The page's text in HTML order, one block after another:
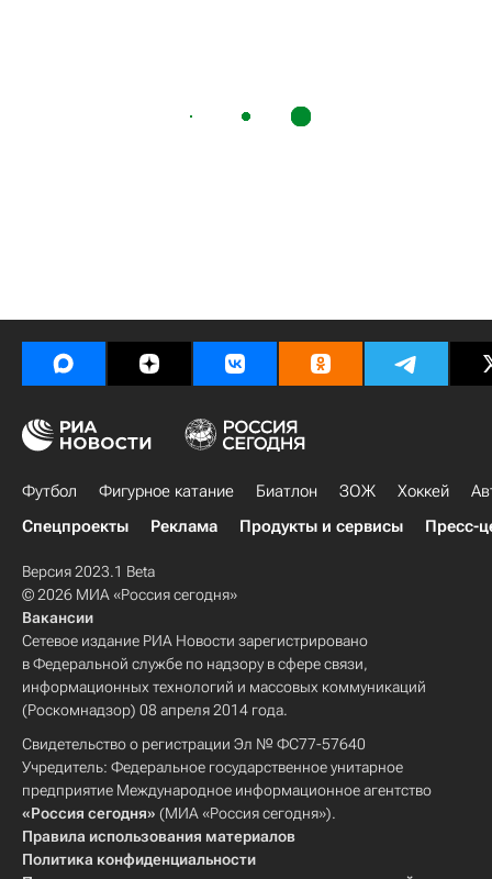
Футбол Фигурное катание Биатлон ЗОЖ Хоккей
Спецпроекты
Реклама Продукты и сервисы Пресс-
Версия 2023.1 Beta
© 2026 МИА «Россия сегодня»
Вакансии
Сетевое издание РИА Новости зарегистрировано
в Федеральной службе по надзору в сфере связи,
информационных технологий и массовых коммуникаций
(Роскомнадзор) 08 апреля 2014 года.
Свидетельство о регистрации Эл № ФС77-57640
Учредитель: Федеральное государственное унитарное
предприятие Международное информационное агентство
«Россия сегодня» (МИА «Россия сегодня»).
Правила использования материалов
Политика конфиденциальности